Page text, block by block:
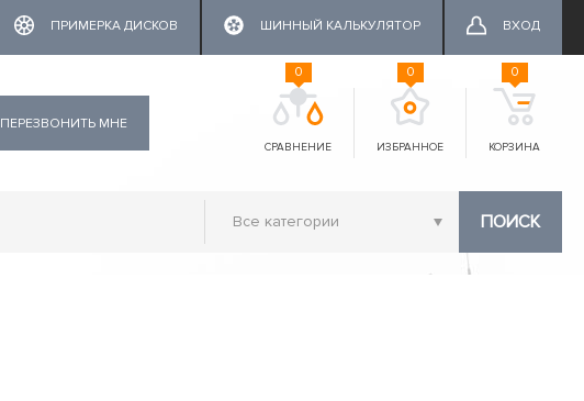
ПРИМЕРКА ДИСКОВ ШИННЫЙ КАЛЬКУЛЯТОР ВХОД
ПЕРЕЗВОНИТЬ МНЕ
СРАВНЕНИЕ
0
ИЗБРАННОЕ
0
КОРЗИНА
0
ПОИСК